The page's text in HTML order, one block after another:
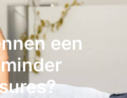
een